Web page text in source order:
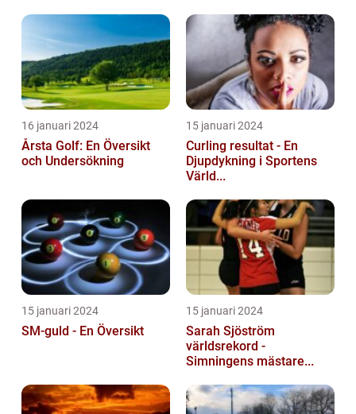
16 januari 2024
Årsta Golf: En Översikt
och Undersökning
15 januari 2024
Curling resultat - En
Djupdykning i Sportens
Värld...
15 januari 2024
SM-guld - En Översikt
15 januari 2024
Sarah Sjöström
världsrekord -
Simningens mästare...